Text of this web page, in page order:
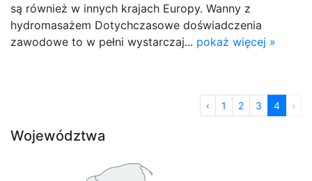
są również w innych krajach Europy. Wanny z
hydromasażem Dotychczasowe doświadczenia
zawodowe to w pełni wystarczaj... pokaż więcej »
‹ 1 2 3 4 ›
Województwa